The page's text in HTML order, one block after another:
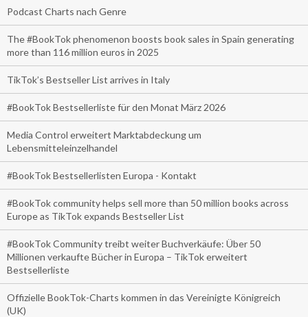
Podcast Charts nach Genre
The #BookTok phenomenon boosts book sales in Spain generating
more than 116 million euros in 2025
TikTok’s Bestseller List arrives in Italy
#BookTok Bestsellerliste für den Monat März 2026
Media Control erweitert Marktabdeckung um
Lebensmitteleinzelhandel
#BookTok Bestsellerlisten Europa - Kontakt
#BookTok community helps sell more than 50 million books across
Europe as TikTok expands Bestseller List
#BookTok Community treibt weiter Buchverkäufe: Über 50
Millionen verkaufte Bücher in Europa – TikTok erweitert
Bestsellerliste
Offizielle BookTok-Charts kommen in das Vereinigte Königreich
(UK)